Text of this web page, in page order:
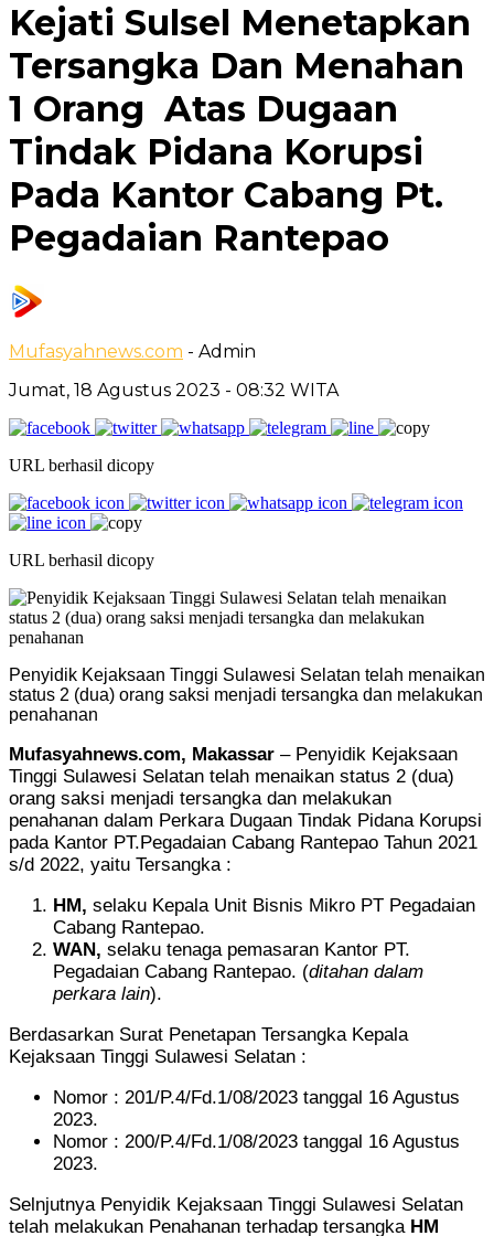
Kejati Sulsel Menetapkan
Tersangka Dan Menahan
1 Orang Atas Dugaan
Tindak Pidana Korupsi
Pada Kantor Cabang Pt.
Pegadaian Rantepao
Mufasyahnews.com - Admin
Jumat, 18 Agustus 2023 - 08:32 WITA
URL berhasil dicopy
URL berhasil dicopy
Penyidik Kejaksaan Tinggi Sulawesi Selatan telah menaikan
status 2 (dua) orang saksi menjadi tersangka dan melakukan
penahanan
Mufasyahnews.com, Makassar – Penyidik Kejaksaan
Tinggi Sulawesi Selatan telah menaikan status 2 (dua)
orang saksi menjadi tersangka dan melakukan
penahanan dalam Perkara Dugaan Tindak Pidana Korupsi
pada Kantor PT.Pegadaian Cabang Rantepao Tahun 2021
s/d 2022, yaitu Tersangka :
HM, selaku Kepala Unit Bisnis Mikro PT Pegadaian
Cabang Rantepao.
WAN, selaku tenaga pemasaran Kantor PT.
Pegadaian Cabang Rantepao. (ditahan dalam
perkara lain).
Berdasarkan Surat Penetapan Tersangka Kepala
Kejaksaan Tinggi Sulawesi Selatan :
Nomor : 201/P.4/Fd.1/08/2023 tanggal 16 Agustus
2023.
Nomor : 200/P.4/Fd.1/08/2023 tanggal 16 Agustus
2023.
Selnjutnya Penyidik Kejaksaan Tinggi Sulawesi Selatan
telah melakukan Penahanan terhadap tersangka HM